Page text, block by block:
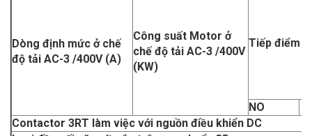
Dòng định mức ở chế
độ tải AC-3 /400V (A)
Công suất Motor ở
chế độ tải AC-3 /400V
(KW)
Tiếp điểm
NO
Contactor 3RT làm việc với nguồn điều khiển DC